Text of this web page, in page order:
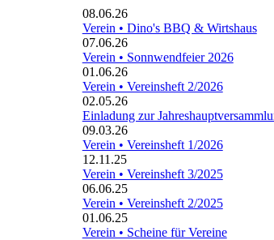
08.06.26
Verein • Dino's BBQ & Wirtshaus
07.06.26
Verein • Sonnwendfeier 2026
01.06.26
Verein • Vereinsheft 2/2026
02.05.26
Einladung zur
09.03.26
Verein • Vereinsheft 1/2026
12.11.25
Verein • Vereinsheft 3/2025
06.06.25
Verein • Vereinsheft 2/2025
01.06.25
Verein • Scheine für Vereine